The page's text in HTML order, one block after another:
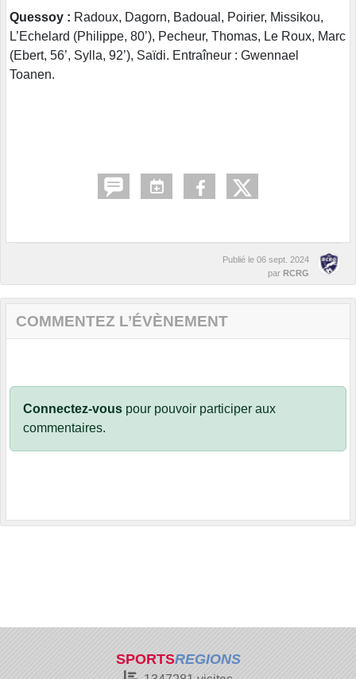
Quessoy : Radoux, Dagorn, Badoual, Poirier, Missikou,
L’Echelard (Philippe, 80’), Pecheur, Thomas, Le Roux, Marc
(Ebert, 56’, Sylla, 92’), Saïdi. Entraîneur : Gwennael
Toanen.
Publié le 06 sept. 2024
par RCRG
COMMENTEZ L’ÉVÈNEMENT
Connectez-vous pour pouvoir participer aux
commentaires.
SPORTSREGIONS